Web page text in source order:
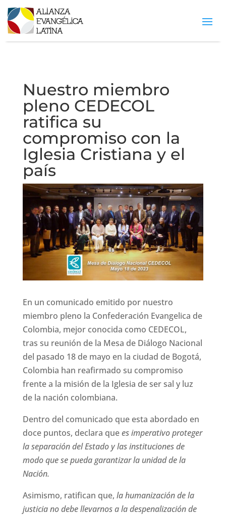
Nuestro miembro
pleno CEDECOL
ratifica su
compromiso con la
Iglesia Cristiana y el
país
En un comunicado emitido por nuestro
miembro pleno la Confederación Evangelica de
Colombia, mejor conocida como CEDECOL,
tras su reunión de la Mesa de Diálogo Nacional
del pasado 18 de mayo en la ciudad de Bogotá,
Colombia han reafirmado su compromiso
frente a la misión de la Iglesia de ser sal y luz
de la nación colombiana.
Dentro del comunicado que esta abordado en
doce puntos, declara quees imperativo proteger
la separación del Estado y las instituciones de
modo que se pueda garantizar la unidad de la
Nación.
Asimismo, ratifican que, la humanización de la
justicia no debe llevarnos a la despenalización de